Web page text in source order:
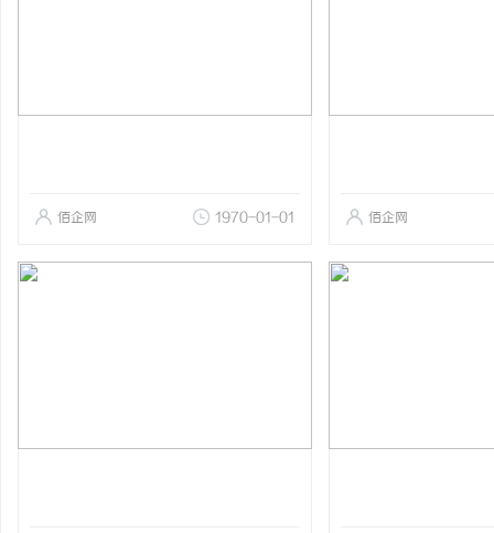
佰企网 1970-01-01 佰企网